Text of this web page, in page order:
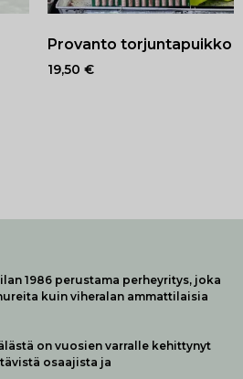
Provanto torjuntapuikko
19,50 €
1986 perustama perheyritys, joka
kuin viheralan ammattilaisia
on vuosien varralle kehittynyt
osaajista ja